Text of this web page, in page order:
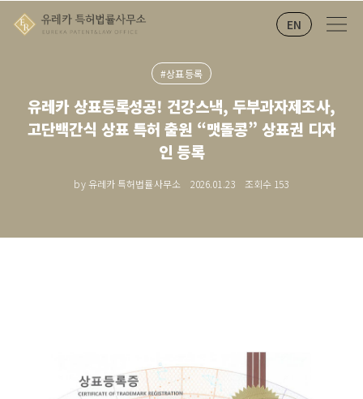
EN
#상표등록
유레카 상표등록성공! 건강스낵, 두부과자제조사,
고단백간식 상표 특허 출원 “맷돌콩” 상표권 디자
인 등록
by 유레카 특허법률사무소 2026.01.23 조회수 153